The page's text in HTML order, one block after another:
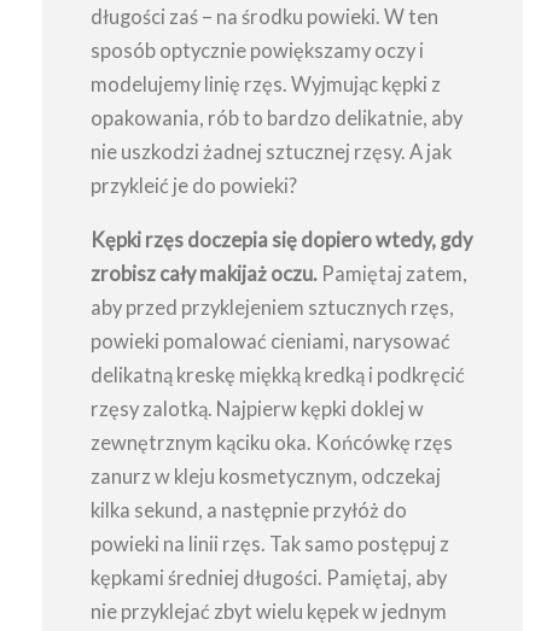
długości zaś – na środku powieki. W ten
sposób optycznie powiększamy oczy i
modelujemy linię rzęs. Wyjmując kępki z
opakowania, rób to bardzo delikatnie, aby
nie uszkodzi żadnej sztucznej rzęsy. A jak
przykleić je do powieki?
Kępki rzęs doczepia się dopiero wtedy, gdy
zrobisz cały makijaż oczu. Pamiętaj zatem,
aby przed przyklejeniem sztucznych rzęs,
powieki pomalować cieniami, narysować
delikatną kreskę miękką kredką i podkręcić
rzęsy zalotką. Najpierw kępki doklej w
zewnętrznym kąciku oka. Końcówkę rzęs
zanurz w kleju kosmetycznym, odczekaj
kilka sekund, a następnie przyłóż do
powieki na linii rzęs. Tak samo postępuj z
kępkami średniej długości. Pamiętaj, aby
nie przyklejać zbyt wielu kępek w jednym